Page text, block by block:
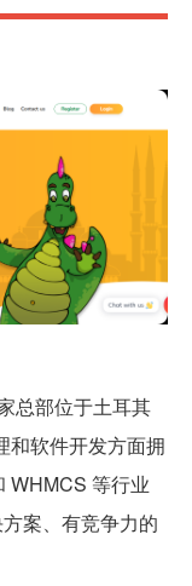
总部位于土耳其
和软件开发方面拥
WHMCS 等行业
案、有竞争力的